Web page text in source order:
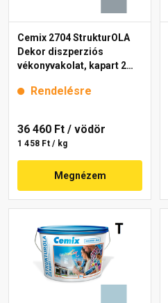
Cemix 2704 StrukturOLA
Dekor diszperziós
vékonyvakolat, kapart 2
Rendelésre
36 460 Ft / vödör
1 458 Ft / kg
Megnézem